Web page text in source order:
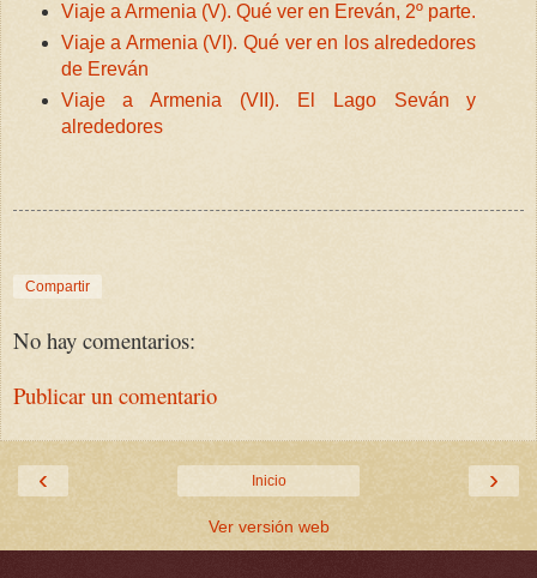
Viaje a Armenia (V). Qué ver en Ereván, 2º parte.
Viaje a Armenia (VI). Qué ver en los alrededores
de Ereván
Viaje a Armenia (VII). El Lago Seván y
alrededores
Compartir
No hay comentarios:
Publicar un comentario
‹ ›
Inicio
Ver versión web